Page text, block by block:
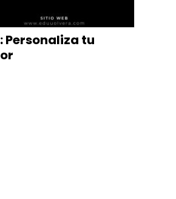
Personaliza tu